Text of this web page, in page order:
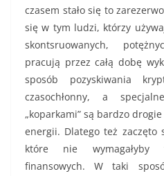
czasem stało się to
się w tym ludzi, którzy
skontsruowanych,
pracują przez całą dobę
sposób pozyskiwania
czasochłonny, a
„koparkami” są bardzo
energii. Dlatego też zaczęto
które nie wymagałyby
finansowych. W taki